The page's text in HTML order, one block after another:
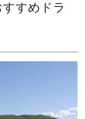
すめドラ